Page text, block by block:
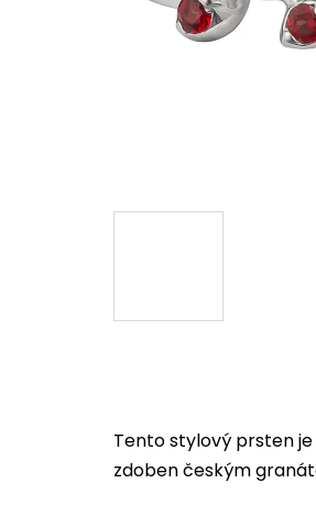
Tento stylový prsten
zdoben českým